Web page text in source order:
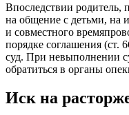
Впоследствии
на общение с детьми, на
и совместного
порядке соглашения
суд. При невыполнении
обратиться в органы
Иск на